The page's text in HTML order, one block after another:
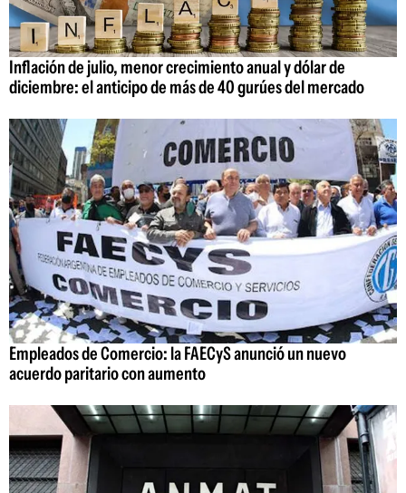
Inflación de julio, menor crecimiento anual y dólar de
diciembre: el anticipo de más de 40 gurúes del mercado
Empleados de Comercio: la FAECyS anunció un nuevo
acuerdo paritario con aumento